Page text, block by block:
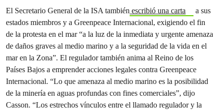
El Secretario General de la ISA también escribió una carta
a sus
estados miembros y a Greenpeace Internacional, exigiendo el fin
de la protesta en el mar “a la luz de la inmediata y urgente amenaza
de daños graves al medio marino y a la seguridad de la vida en el
mar en la Zona”. El regulador también anima al Reino de los
Países Bajos a emprender acciones legales contra Greenpeace
Internacional. “Lo que amenaza al medio marino es la posibilidad
de la minería en aguas profundas con fines comerciales”, dijo
Casson. “Los estrechos vínculos entre el llamado regulador y la